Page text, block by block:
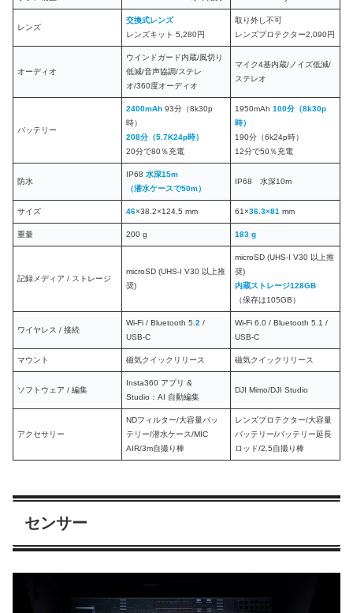
レンズ
交換式レンズ
レンズキット 5,280円
取り外し不可
レンズプロテクター2,090円
オーディオ
ウインドガード内蔵/風切り
低減/音声協調/ステレ
オ/360度オーディオ
マイク4基内蔵/ノイズ低減/
ステレオ
バッテリー
2400mAh93分（8k30p
時）
208分 （5.7K24p時）
20分で80％充電
1950mAh100分（8k30p
時）
190分（6k24p時）
12分で50％充電
防水
IP68水深15m
（潜水ケースで50m）
IP68 水深10m
サイズ 46×38.2×124.5 mm 61×36.3×81 mm
重量 200 g 183 g
記録メディア / ストレージ
microSD (UHS-I V30 以上推
奨)
microSD (UHS-I V30 以上推
奨)
内蔵ストレージ128GB
（保存は105GB）
ワイヤレス / 接続
Wi‑Fi / Bluetooth 5.2 /
USB-C
Wi‑Fi 6.0 / Bluetooth 5.1 /
USB-C
マウント 磁気クイックリリース 磁気クイックリリース
ソフトウェア / 編集
Insta360 アプリ &
Studio：AI 自動編集
DJI Mimo/DJI Studio
アクセサリー
NDフィルター/大容量バッ
テリー/潜水ケース/MIC
AIR/3m自撮り棒
レンズプロテクター/大容量
バッテリー/バッテリー延長
ロッド/2.5自撮り棒
センサー